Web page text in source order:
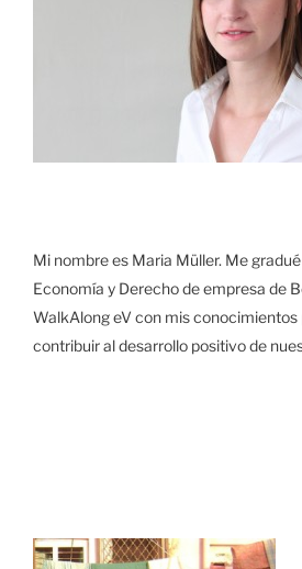
Mi nombre es Maria Müller. Me
Economía y Derecho de empresa de
WalkAlong eV con mis conocimientos
contribuir al desarrollo positivo de